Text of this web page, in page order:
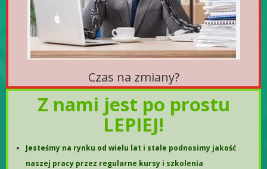
Czas na zmiany?
Z nami jest po prostu
LEPIEJ!
Jesteśmy na rynku od wielu lat i stale podnosimy jakość
naszej pracy przez regularne kursy i szkolenia